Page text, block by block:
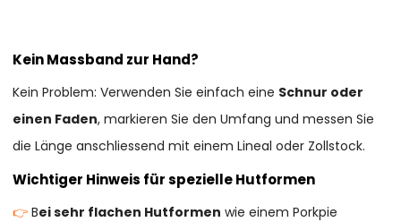
Kein Massband zur Hand?
Kein Problem: Verwenden Sie einfach eine Schnur oder
einen Faden, markieren Sie den Umfang und messen Sie
die Länge anschliessend mit einem Lineal oder Zollstock.
Wichtiger Hinweis für spezielle Hutformen
👉Bei sehr flachen Hutformen wie einem Porkpie